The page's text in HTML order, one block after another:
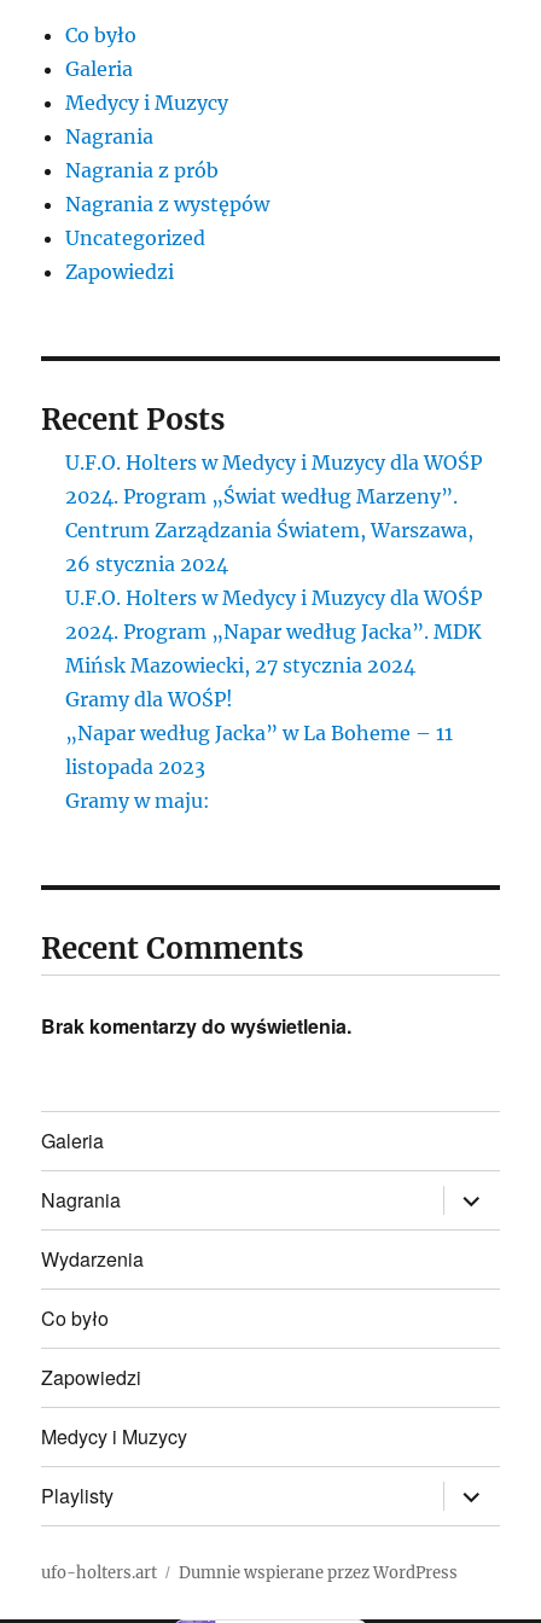
Co było
Galeria
Medycy i Muzycy
Nagrania
Nagrania z prób
Nagrania z występów
Uncategorized
Zapowiedzi
Recent Posts
U.F.O. Holters w Medycy i Muzycy dla WOŚP
2024. Program „Świat według Marzeny”.
Centrum Zarządzania Światem, Warszawa,
26 stycznia 2024
U.F.O. Holters w Medycy i Muzycy dla WOŚP
2024. Program „Napar według Jacka”. MDK
Mińsk Mazowiecki, 27 stycznia 2024
Gramy dla WOŚP!
„Napar według Jacka” w La Boheme – 11
listopada 2023
Gramy w maju:
Recent Comments
Brak komentarzy do wyświetlenia.
Galeria
Nagrania rozwiń
menu
potomne
Wydarzenia
Co było
Zapowiedzi
Medycy i Muzycy
Playlisty rozwiń
menu
potomne
ufo-holters.art Dumnie wspierane przez WordPress